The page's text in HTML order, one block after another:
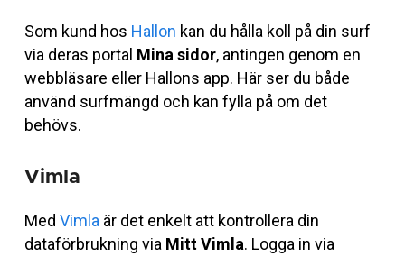
Som kund hos Hallon kan du hålla koll på din surf
via deras portal Mina sidor, antingen genom en
webbläsare eller Hallons app. Här ser du både
använd surfmängd och kan fylla på om det
behövs.
Vimla
Med Vimla är det enkelt att kontrollera din
dataförbrukning via Mitt Vimla. Logga in via